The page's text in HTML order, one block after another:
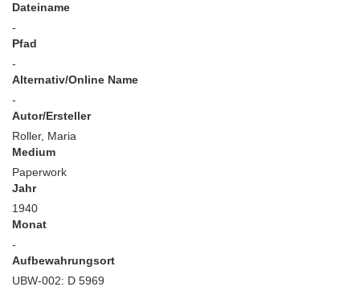
Dateiname
-
Pfad
-
Alternativ/Online Name
-
Autor/Ersteller
Roller, Maria
Medium
Paperwork
Jahr
1940
Monat
-
Aufbewahrungsort
UBW-002: D 5969